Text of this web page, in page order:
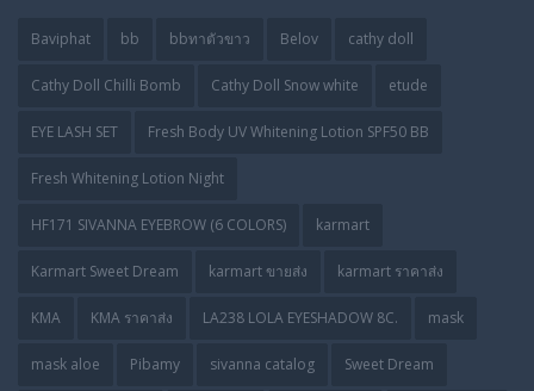
Baviphat bb bbทาตัวขาว Belov cathy doll
Cathy Doll Chilli Bomb Cathy Doll Snow white etude
EYE LASH SET Fresh Body UV Whitening Lotion SPF50 BB
Fresh Whitening Lotion Night
HF171 SIVANNA EYEBROW (6 COLORS) karmart
Karmart Sweet Dream karmart ขายส่ง karmart ราคาส่ง
KMA KMA ราคาส่ง LA238 LOLA EYESHADOW 8C. mask
mask aloe Pibamy sivanna catalog Sweet Dream